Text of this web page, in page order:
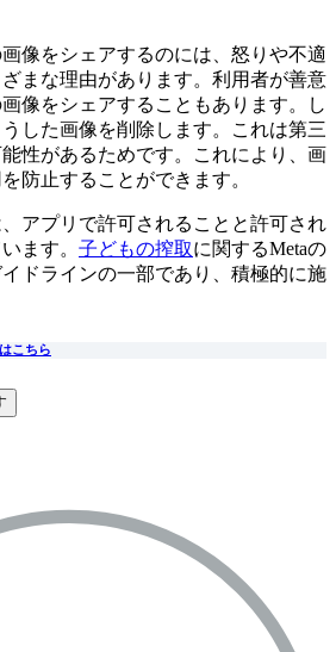
像をシェアするのには、怒りや不適
まな理由があります。利用者が善意
像をシェアすることもあります。し
した画像を削除します。これは第三
性があるためです。これにより、画
防止することができます。
アプリで許可されることと許可され
ます。 子どもの搾取に関するMetaの
ドラインの一部であり、積極的に施
こちら